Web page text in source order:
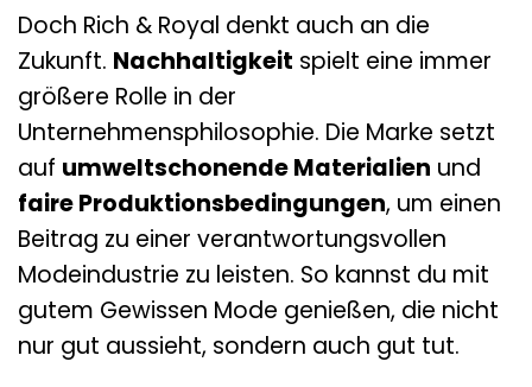
Doch Rich & Royal denkt auch an die
Zukunft. Nachhaltigkeit spielt eine immer
größere Rolle in der
Unternehmensphilosophie. Die Marke setzt
auf umweltschonende Materialien und
faire Produktionsbedingungen, um einen
Beitrag zu einer verantwortungsvollen
Modeindustrie zu leisten. So kannst du mit
gutem Gewissen Mode genießen, die nicht
nur gut aussieht, sondern auch gut tut.